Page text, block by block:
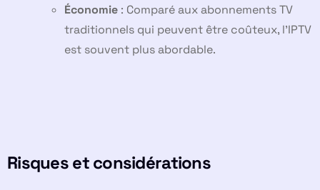
Économie : Comparé aux abonnements TV
traditionnels qui peuvent être coûteux, l’IPTV
est souvent plus abordable.
Risques et considérations